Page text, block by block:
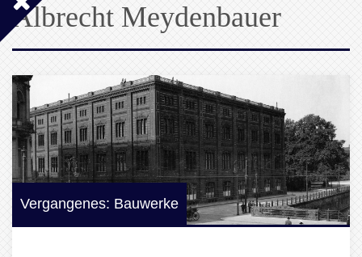
Albrecht Meydenbauer
Vergangenes: Bauwerke